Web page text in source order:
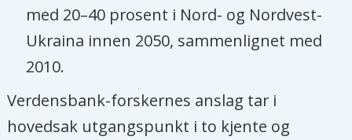
med 20–40 prosent i Nord- og Nordvest-
Ukraina innen 2050, sammenlignet med
2010.
Verdensbank-forskernes anslag tar i
hovedsak utgangspunkt i to kjente og